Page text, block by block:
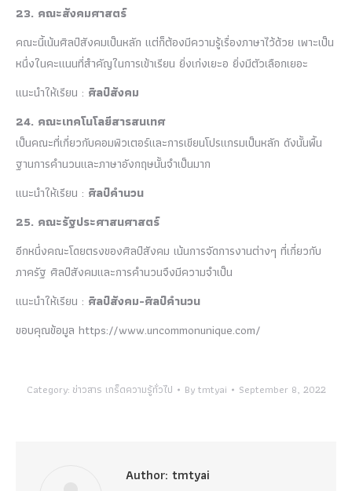
23. คณะสังคมศาสตร์
คณะนี้เน้นศิลป์สังคมเป็นหลัก แต่ก็ต้องมีความรู้เรื่องภาษาไว้ด้วย เพาะเป็น
หนึ่งในคะแนนที่สำคัญในการเข้าเรียน ยิ่งเก่งเยะอ ยิ่งมีตัวเลือกเยอะ
แนะนำให้เรียน : ศิลป์สังคม
24. คณะเทคโนโลยีสารสนเทศ
เป็นคณะที่เกี่ยวกับคอมพิวเตอร์และการเขียนโปรแกรมเป็นหลัก ดังนั้นพื้น
ฐานการคำนวนและภาษาอังกฤษนั้นจำเป็นมาก
แนะนำให้เรียน : ศิลป์คำนวน
25. คณะรัฐประศาสนศาสตร์
อีกหนึ่งคณะโดยตรงของศิลป์สังคม เน้นการจัดการงานต่างๆ ที่เกี่ยวกับ
ภาครัฐ ศิลป์สังคมและการคำนวนจึงมีความจำเป็น
แนะนำให้เรียน : ศิลป์สังคม-ศิลป์คำนวน
ขอบคุณข้อมูล https://www.uncommonunique.com/
Category: ข่าวสาร เกร็ดความรู้ทั่วไป Bytmtyai September 8, 2022
Author: tmtyai